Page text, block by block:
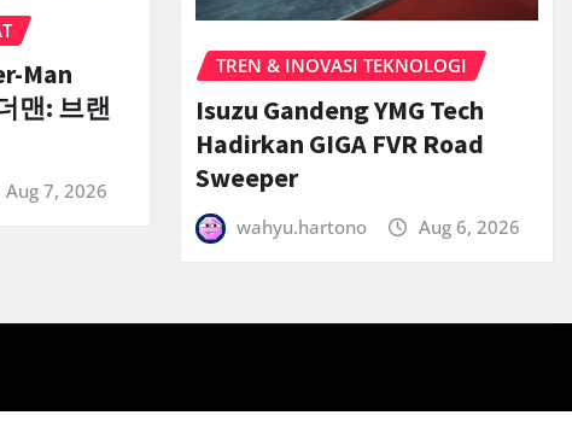
Man
맨: 브랜
Aug 7, 2026
TREN & INOVASI TEKNOLOGI
Isuzu Gandeng YMG Tech
Hadirkan GIGA FVR Road
Sweeper
wahyu.hartono Aug 6, 2026